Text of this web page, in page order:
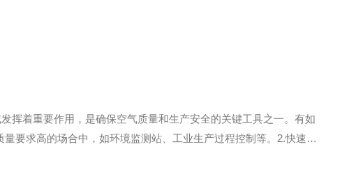
挥着重要作用，是确保空气质量和生产安全的关键工具之一。有如
要求高的场合中，如环境监测站、工业生产过程控制等。2.快速响